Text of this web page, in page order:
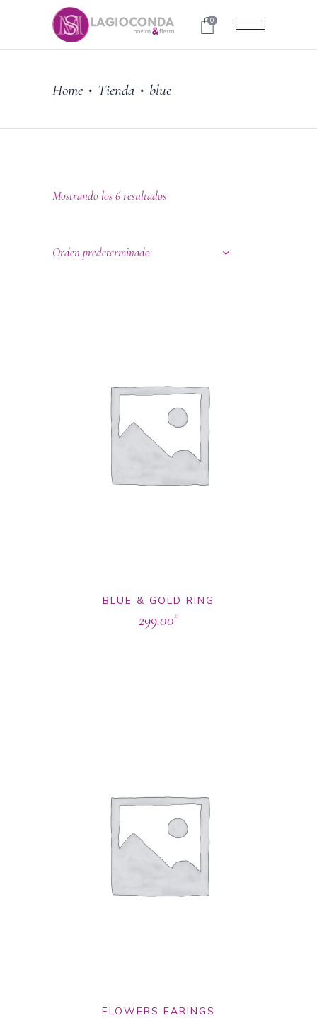
0
Home • Tienda • blue
Mostrando los 6 resultados
Orden predeterminado
BLUE & GOLD RING
299.00€
FLOWERS EARINGS